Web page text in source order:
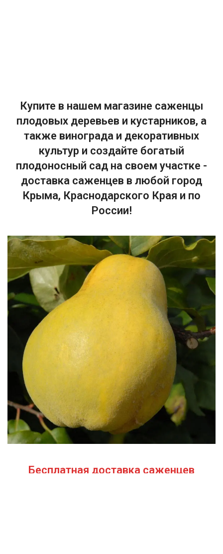
Купите в нашем магазине саженцы
плодовых деревьев и кустарников, а
также винограда и декоративных
культур и создайте богатый
плодоносный сад на своем участке -
доставка саженцев в любой город
Крыма, Краснодарского Края и по
России!
Бесплатная доставка саженцев